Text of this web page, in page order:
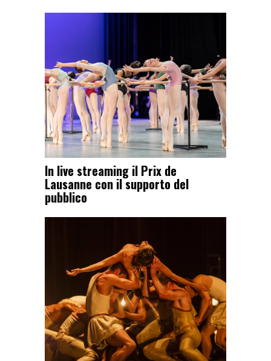
In live streaming il Prix de
Lausanne con il supporto del
pubblico